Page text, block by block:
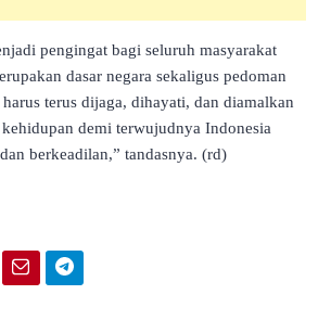
pengingat bagi seluruh masyarakat
dasar negara sekaligus pedoman
terus dijaga, dihayati, dan diamalkan
demi terwujudnya Indonesia
berkeadilan,” tandasnya. (rd)